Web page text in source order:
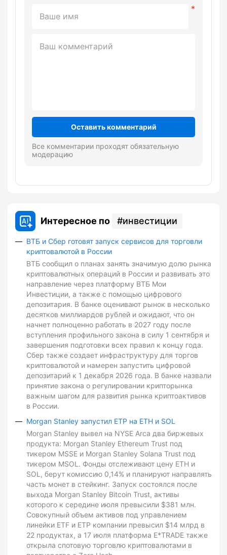
Оставить комментарий
Все комментарии проходят обязательную
модерацию
Интересное по инвестиции
ВТБ и Сбер готовят запуск сервисов для торговли
криптовалютой в России
ВТБ сообщил о планах занять значимую долю рынка
криптовалютных операций в России и развивать это
направление через платформу ВТБ Мои
Инвестиции, а также с помощью цифрового
депозитария. В банке оценивают рынок в несколько
десятков миллиардов рублей и ожидают, что он
начнет полноценно работать в 2027 году после
вступления профильного закона в силу 1 сентября и
завершения подготовки всех правил к концу года.
Сбер также создает инфраструктуру для торгов
криптовалютой и намерен запустить цифровой
депозитарий к 1 декабря 2026 года. В банке назвали
принятие закона о регулировании крипторынка
важным шагом для развития рынка криптоактивов
в России.
Morgan Stanley запустил ETP на ETH и SOL
Morgan Stanley вывел на NYSE Arca два биржевых
продукта: Morgan Stanley Ethereum Trust под
тикером MSSE и Morgan Stanley Solana Trust под
тикером MSOL. Фонды отслеживают цену ETH и
SOL, берут комиссию 0,14% и планируют направлять
часть монет в стейкинг. Запуск состоялся после
выхода Morgan Stanley Bitcoin Trust, активы
которого к середине июля превысили $381 млн.
Совокупный объем активов под управлением
линейки ETF и ETP компании превысил $14 млрд в
22 продуктах, а 17 июля платформа E*TRADE также
открыла спотовую торговлю криптовалютами в